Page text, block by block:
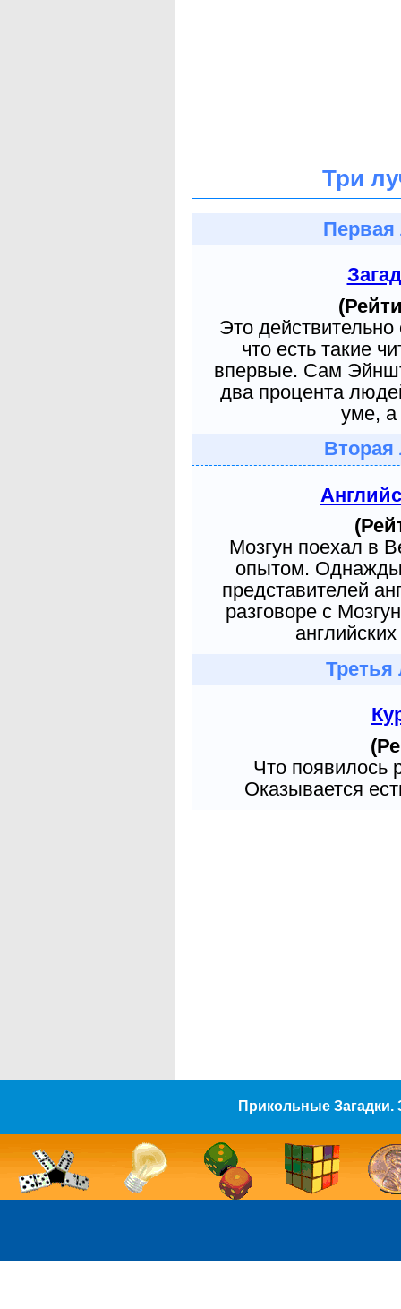
Три
Первая
Это
что есть такие
впервые. Сам
два процента
уме, а
Вторая
Мозгун поехал в
опытом. Однажды
представителей
разговоре с
Третья
Что появилось
Оказывается
Прикольные Загадки.